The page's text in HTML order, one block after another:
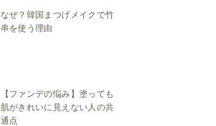
なぜ？韓国まつげメイクで竹
串を使う理由
【ファンデの悩み】塗っても
肌がきれいに見えない人の共
通点